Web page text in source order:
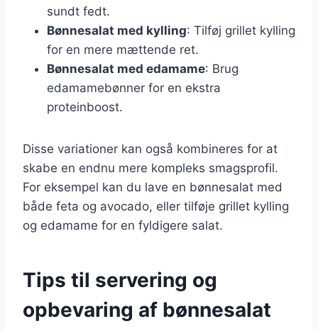
sundt fedt.
Bønnesalat med kylling: Tilføj grillet kylling
for en mere mættende ret.
Bønnesalat med edamame: Brug
edamamebønner for en ekstra
proteinboost.
Disse variationer kan også kombineres for at
skabe en endnu mere kompleks smagsprofil.
For eksempel kan du lave en bønnesalat med
både feta og avocado, eller tilføje grillet kylling
og edamame for en fyldigere salat.
Tips til servering og
opbevaring af bønnesalat